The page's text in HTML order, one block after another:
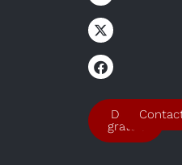
Devis
gratuit